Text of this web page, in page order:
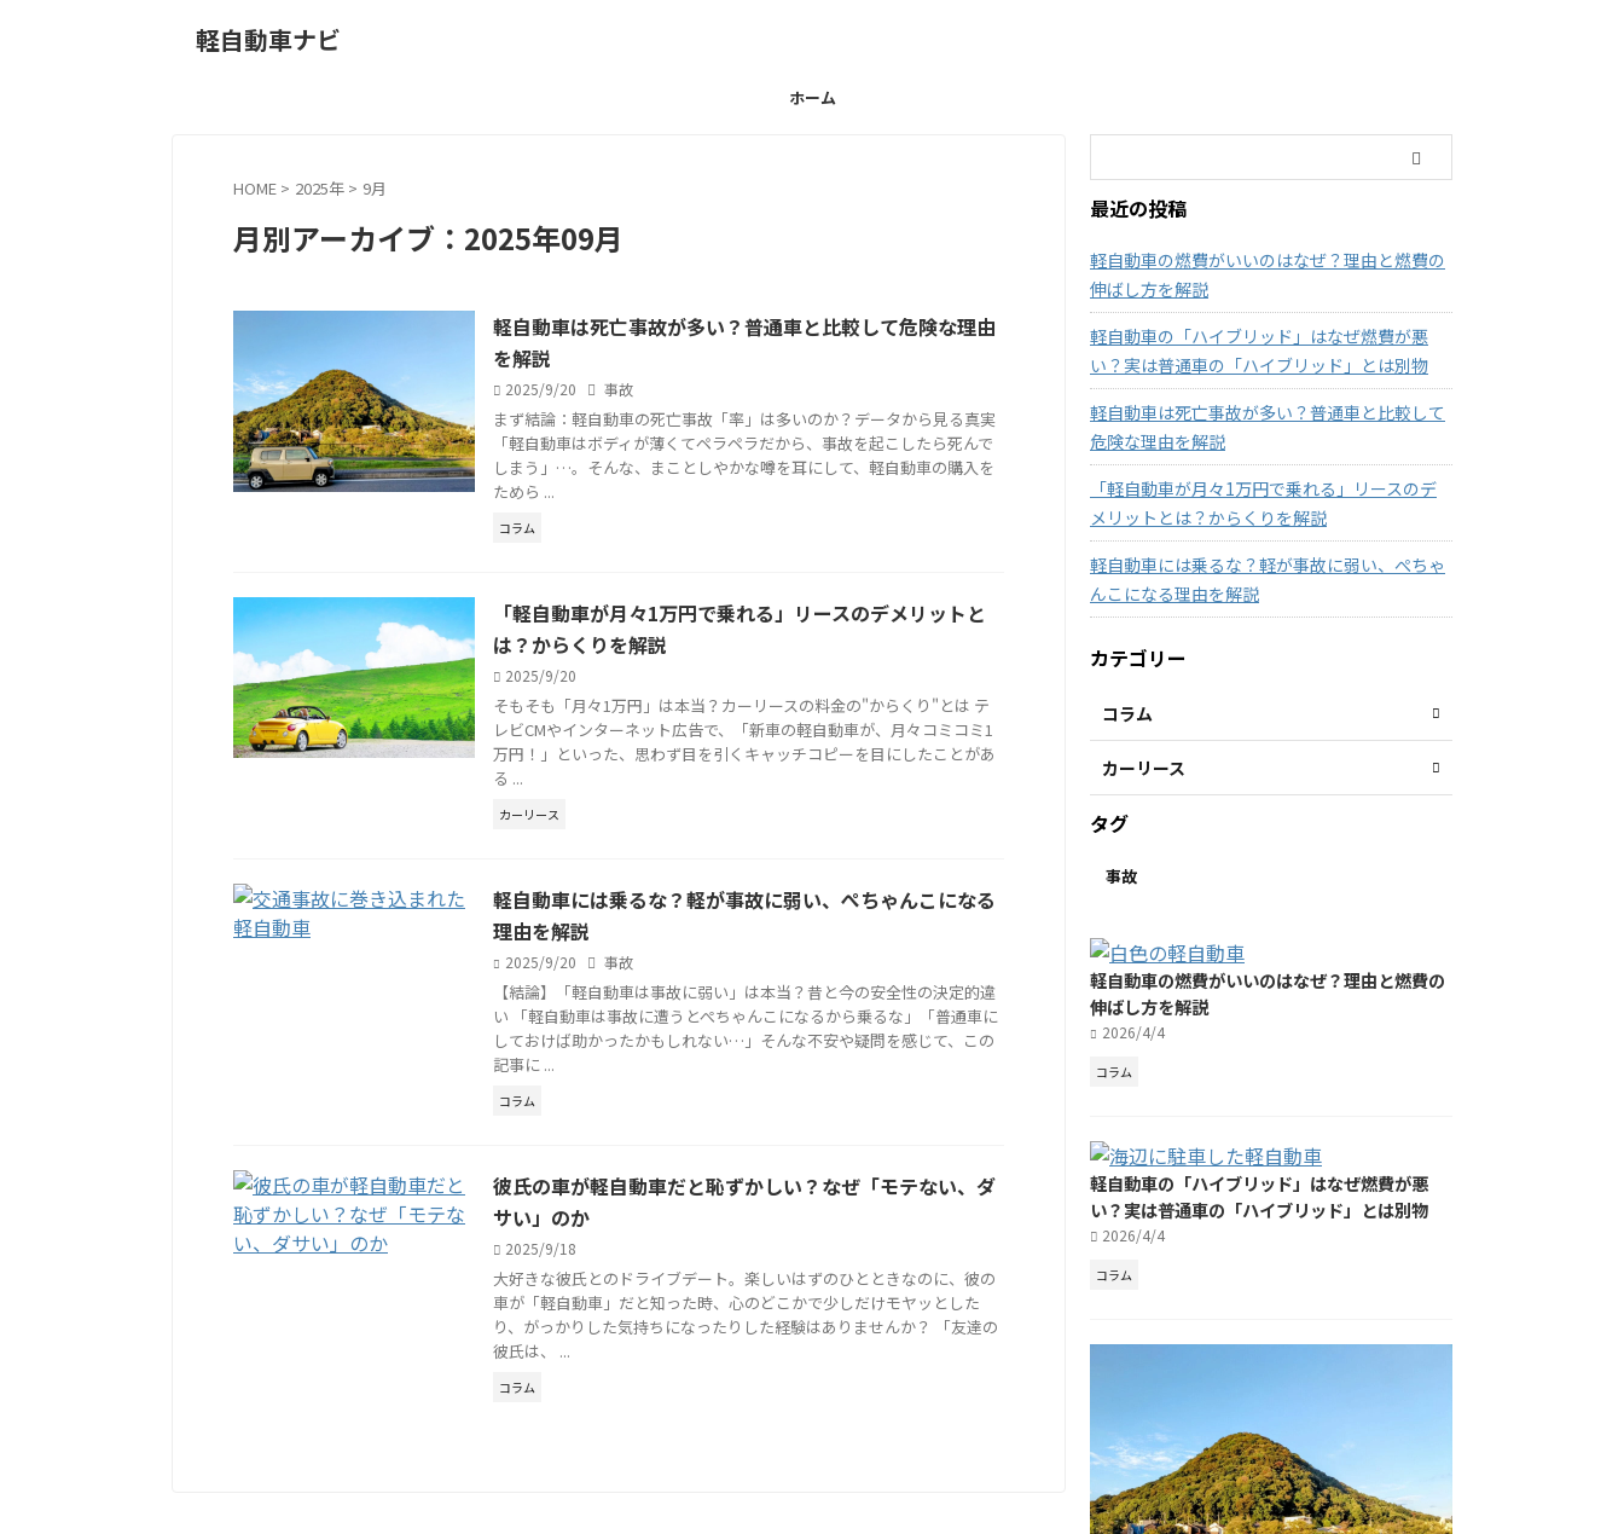
軽自動車ナビ
ホーム
HOME > 2025年 > 9月
月別アーカイブ：2025年09月
軽自動車は死亡事故が多い？普通車と比較して危険な理由
を解説
2025/9/20 事故
まず結論：軽自動車の死亡事故「率」は多いのか？データから見る真実
「軽自動車はボディが薄くてペラペラだから、事故を起こしたら死んで
しまう」…。そんな、まことしやかな噂を耳にして、軽自動車の購入を
ためら ...
コラム
「軽自動車が月々1万円で乗れる」リースのデメリットと
は？からくりを解説
2025/9/20
そもそも「月々1万円」は本当？カーリースの料金の"からくり"とは テ
レビCMやインターネット広告で、「新車の軽自動車が、月々コミコミ1
万円！」といった、思わず目を引くキャッチコピーを目にしたことがあ
る ...
カーリース
軽自動車には乗るな？軽が事故に弱い、ぺちゃんこになる
理由を解説
2025/9/20 事故
【結論】「軽自動車は事故に弱い」は本当？昔と今の安全性の決定的違
い 「軽自動車は事故に遭うとぺちゃんこになるから乗るな」「普通車に
しておけば助かったかもしれない…」そんな不安や疑問を感じて、この
記事に ...
コラム
彼氏の車が軽自動車だと恥ずかしい？なぜ「モテない、ダ
サい」のか
2025/9/18
大好きな彼氏とのドライブデート。楽しいはずのひとときなのに、彼の
車が「軽自動車」だと知った時、心のどこかで少しだけモヤッとした
り、がっかりした気持ちになったりした経験はありませんか？ 「友達の
彼氏は、 ...
コラム
最近の投稿
軽自動車の燃費がいいのはなぜ？理由と燃費の
伸ばし方を解説
軽自動車の「ハイブリッド」はなぜ燃費が悪
い？実は普通車の「ハイブリッド」とは別物
軽自動車は死亡事故が多い？普通車と比較して
危険な理由を解説
「軽自動車が月々1万円で乗れる」リースのデ
メリットとは？からくりを解説
軽自動車には乗るな？軽が事故に弱い、ぺちゃ
んこになる理由を解説
カテゴリー
コラム
カーリース
タグ
事故
軽自動車の燃費がいいのはなぜ？理由と燃費の
伸ばし方を解説
2026/4/4
コラム
軽自動車の「ハイブリッド」はなぜ燃費が悪
い？実は普通車の「ハイブリッド」とは別物
2026/4/4
コラム